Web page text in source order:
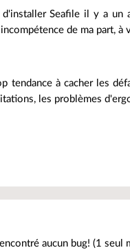
Seafile il y a un
de ma part, à
tendance à cacher les
les problèmes
aucun bug! (1 seul